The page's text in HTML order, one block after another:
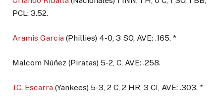
PCL: 3.52.
Aramis Garcia (Phillies) 4-0, 3 SO, AVE: .165. *
Malcom Núñez (Piratas) 5-2, C, AVE: .258.
J.C. Escarra (Yankees) 5-3, 2 C, 2 HR, 3 CI, AVE: .303. *